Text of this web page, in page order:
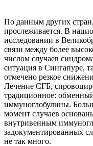
По данным других
прослеживается. В
исследовании в
связи между более
числом случаев
ситуация в Сингапуре,
отмечено резкое
Лечение СГБ,
традиционное:
иммуноглобулины.
момент случаев
внутривенным
задокументированных
не так много.